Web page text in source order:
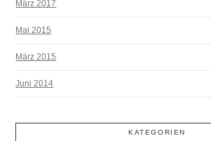
März 2017
Mai 2015
März 2015
Juni 2014
KATEGORIEN